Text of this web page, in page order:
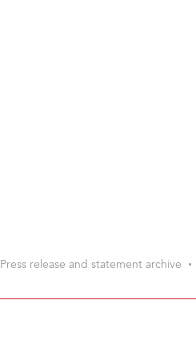
Press release and statement archive